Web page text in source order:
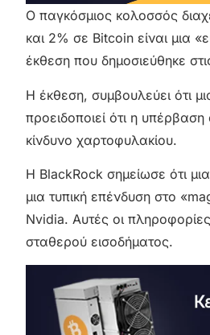
Ο παγκόσμιος κολοσσός
και 2% σε Bitcoin είναι μια
έκθεση που δημοσιεύθηκε
Η έκθεση, συμβουλεύει ότι
προειδοποιεί ότι η
κίνδυνο χαρτοφυλακίου.
Η BlackRock σημείωσε ότι
μια τυπική επένδυση στο
Nvidia. Αυτές οι
σταθερού εισοδήματος.